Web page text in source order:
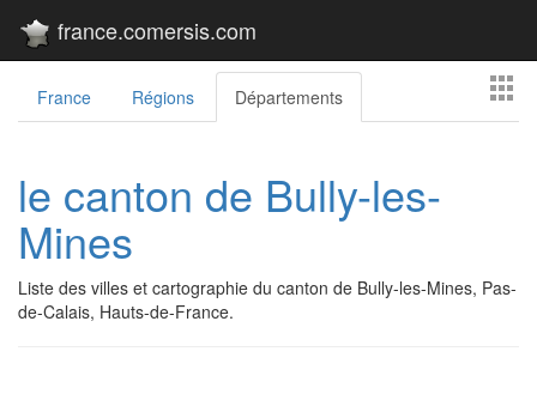
france.comersis.com
France Régions Départements
le canton de Bully-les-
Mines
Liste des villes et cartographie du canton de Bully-les-Mines, Pas-
de-Calais, Hauts-de-France.